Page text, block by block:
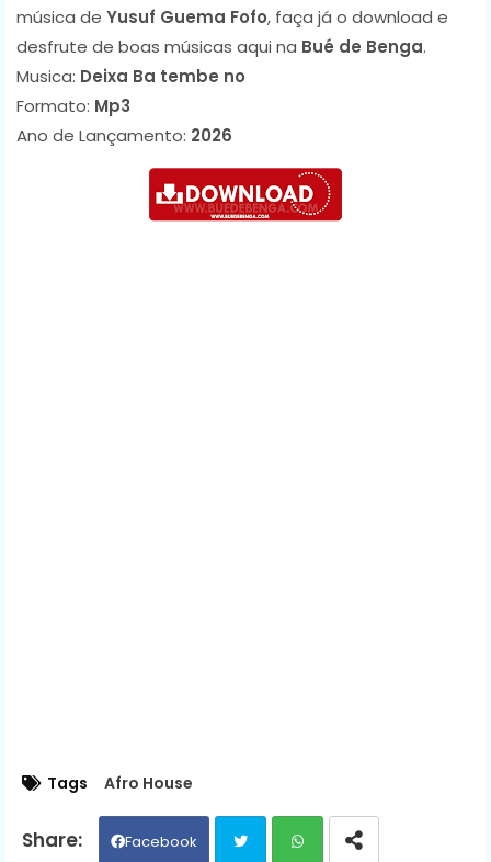
música de Yusuf Guema Fofo, faça já o download e
desfrute de boas músicas aqui na Bué de Benga.
Musica: Deixa Ba tembe no
Formato: Mp3
Ano de Lançamento: 2026
Tags Afro House
Facebook